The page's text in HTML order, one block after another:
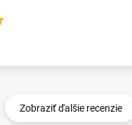
Zobraziť ďalšie recenzie